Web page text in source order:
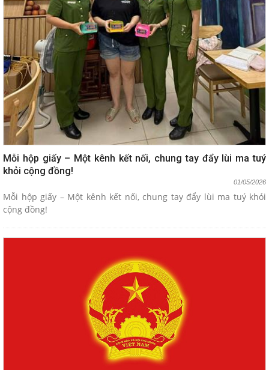
Mỗi hộp giấy – Một kênh kết nối, chung tay đẩy lùi ma tuý
khỏi cộng đồng!
01/05/2026
Mỗi hộp giấy – Một kênh kết nối, chung tay đẩy lùi ma tuý khỏi
cộng đồng!